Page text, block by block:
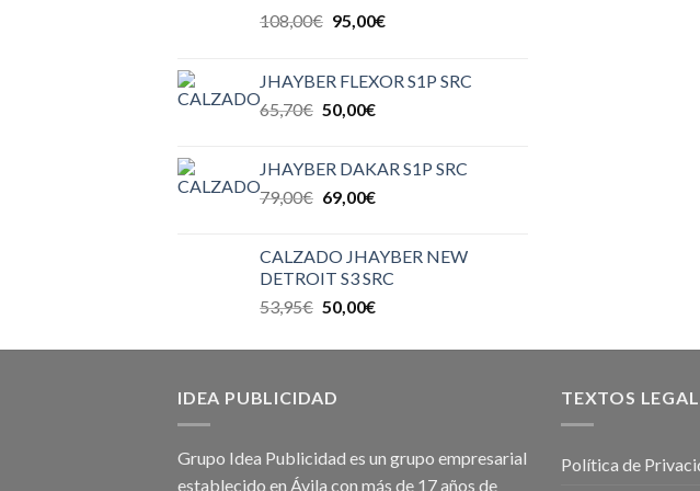
108,00€ 95,00€
JHAYBER FLEXOR S1P SRC
65,70€ 50,00€
JHAYBER DAKAR S1P SRC
79,00€ 69,00€
CALZADO JHAYBER NEW
DETROIT S3 SRC
53,95€ 50,00€
IDEA PUBLICIDAD
Grupo Idea Publicidad es un grupo empresarial
establecido en Ávila con más de 17 años de
TEXTOS
Política de